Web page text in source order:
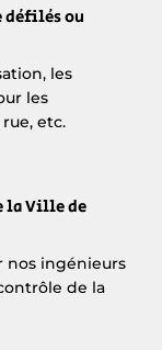
défilés ou
les
les
etc.
la Ville de
nos ingénieurs
de la